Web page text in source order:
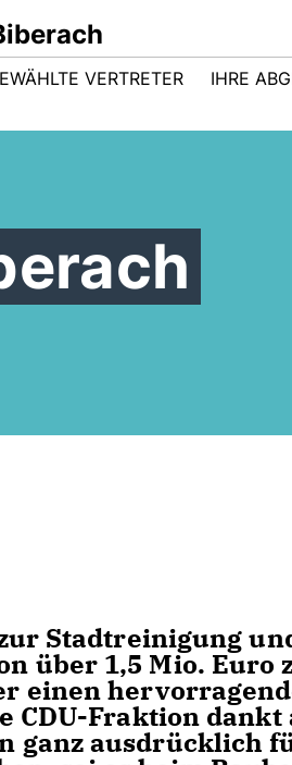
VERTRETER IHRE
Stadtreinigung
über 1,5 Mio. Euro
einen
CDU-Fraktion dankt
ganz ausdrücklich